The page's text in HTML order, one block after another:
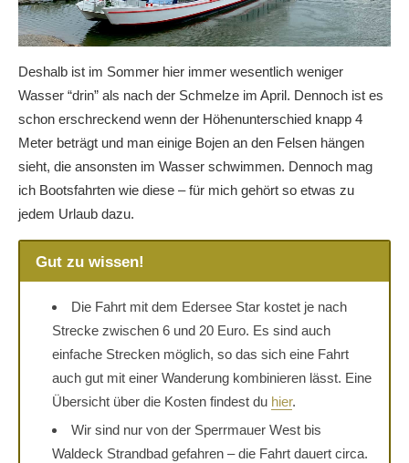
Deshalb ist im Sommer hier immer wesentlich weniger
Wasser “drin” als nach der Schmelze im April. Dennoch ist es
schon erschreckend wenn der Höhenunterschied knapp 4
Meter beträgt und man einige Bojen an den Felsen hängen
sieht, die ansonsten im Wasser schwimmen. Dennoch mag
ich Bootsfahrten wie diese – für mich gehört so etwas zu
jedem Urlaub dazu.
Gut zu wissen!
Die Fahrt mit dem Edersee Star kostet je nach
Strecke zwischen 6 und 20 Euro. Es sind auch
einfache Strecken möglich, so das sich eine Fahrt
auch gut mit einer Wanderung kombinieren lässt. Eine
Übersicht über die Kosten findest du hier.
Wir sind nur von der Sperrmauer West bis
Waldeck Strandbad gefahren – die Fahrt dauert circa.